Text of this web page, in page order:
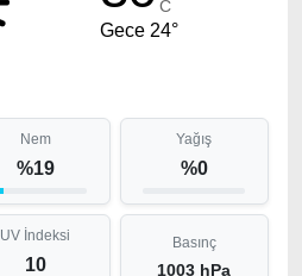
C
Gece 24°
Nem
%19
Yağış
%0
UV İndeksi
10
Basınç
1003 hPa